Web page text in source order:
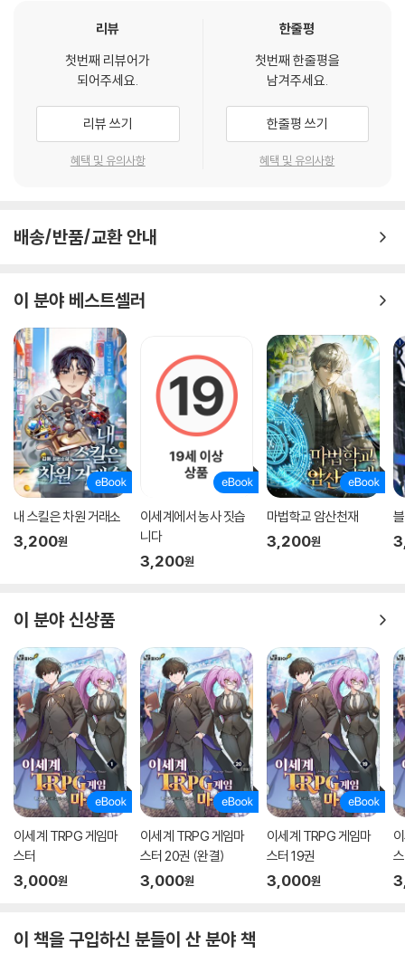
리뷰
첫번째 리뷰어가
되어주세요.
리뷰 쓰기
혜택 및 유의사항
한줄평
첫번째 한줄평을
남겨주세요.
한줄평 쓰기
혜택 및 유의사항
배송/반품/교환 안내
이 분야 베스트셀러
내 스킬은 차원 거래소
3,200원
이세계에서 농사 짓습
니다
3,200원
마법학교 암산천재
3,200원
이 분야 신상품
이세계 TRPG 게임마
스터
3,000원
이세계 TRPG 게임마
스터 20권 (완결)
3,000원
이세계 TRPG 게임마
스터 19권
3,000원
이 책을 구입하신 분들이 산 분야 책